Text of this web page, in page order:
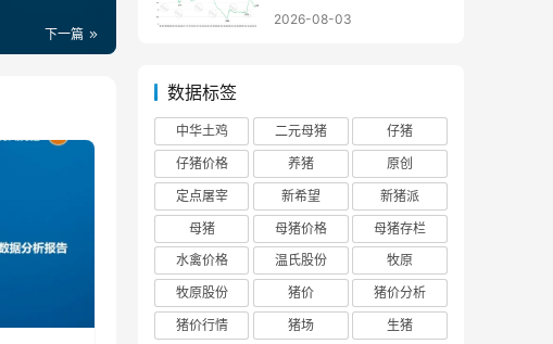
下一篇
2026-08-03
数据标签
中华土鸡 二元母猪
仔猪
仔猪价格
养猪
原创
定点屠宰
新希望
新猪派
母猪
母猪价格
母猪存栏
水禽价格
温氏股份
牧原
牧原股份
猪价
猪价分析
猪价行情
猪场
生猪